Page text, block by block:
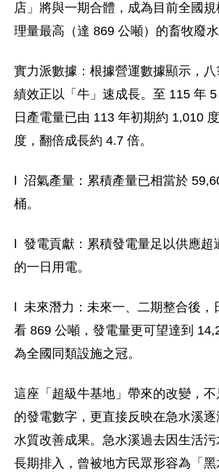
店」將與一期合體， 成為目前全國
理量最高（達 869 公噸）的畜牧廢水
實力派數據：根據營運數據顯示，
績效正以「牛」 速成長。至 115 年
日產電量已由 113 年初期約 1,010
度，翻倍成長約 4.7 倍。
l 沼氣產量：累積產量已相當於
桶。
l 發電貢獻：累積發電量足以供應超
的一日用電。
l 未來潛力：未來一、二期整合後，
看 869 公噸， 發電量更可望達到
為全國同類設施之冠。
這座「超級牛基地」帶來的改變，
的發電數字， 更直接反映在急水溪
水質改善成果。 急水溪過去因生活
長期排入，曾被地方民眾形容為「 黑